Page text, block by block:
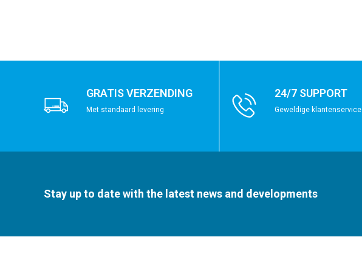
GRATIS VERZENDING
Met standaard levering
24/7 SUPPORT
Geweldige klantenservice
Stay up to date with the latest news and developments